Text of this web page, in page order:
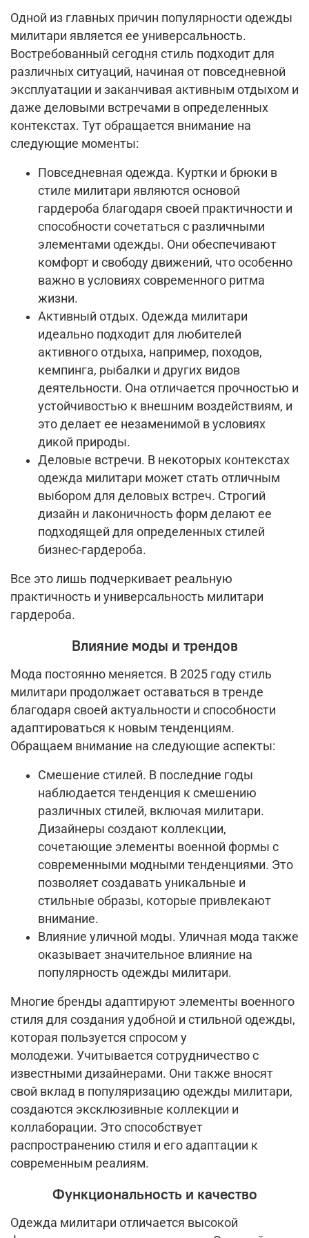
Одной из главных причин популярности одежды
милитари является ее универсальность.
Востребованный сегодня стиль подходит для
различных ситуаций, начиная от повседневной
эксплуатации и заканчивая активным отдыхом и
даже деловыми встречами в определенных
контекстах. Тут обращается внимание на
следующие моменты:
Повседневная одежда. Куртки и брюки в
стиле милитари являются основой
гардероба благодаря своей практичности и
способности сочетаться с различными
элементами одежды. Они обеспечивают
комфорт и свободу движений, что особенно
важно в условиях современного ритма
жизни.
Активный отдых. Одежда милитари
идеально подходит для любителей
активного отдыха, например, походов,
кемпинга, рыбалки и других видов
деятельности. Она отличается прочностью и
устойчивостью к внешним воздействиям, и
это делает ее незаменимой в условиях
дикой природы.
Деловые встречи. В некоторых контекстах
одежда милитари может стать отличным
выбором для деловых встреч. Строгий
дизайн и лаконичность форм делают ее
подходящей для определенных стилей
бизнес-гардероба.
Все это лишь подчеркивает реальную
практичность и универсальность милитари
гардероба.
Влияние моды и трендов
Мода постоянно меняется. В 2025 году стиль
милитари продолжает оставаться в тренде
благодаря своей актуальности и способности
адаптироваться к новым тенденциям.
Обращаем внимание на следующие аспекты:
Смешение стилей. В последние годы
наблюдается тенденция к смешению
различных стилей, включая милитари.
Дизайнеры создают коллекции,
сочетающие элементы военной формы с
современными модными тенденциями. Это
позволяет создавать уникальные и
стильные образы, которые привлекают
внимание.
Влияние уличной моды. Уличная мода также
оказывает значительное влияние на
популярность одежды милитари.
Многие бренды адаптируют элементы военного
стиля для создания удобной и стильной одежды,
которая пользуется спросом у
молодежи. Учитывается сотрудничество с
известными дизайнерами. Они также вносят
свой вклад в популяризацию одежды милитари,
создаются эксклюзивные коллекции и
коллаборации. Это способствует
распространению стиля и его адаптации к
современным реалиям.
Функциональность и качество
Одежда милитари отличается высокой